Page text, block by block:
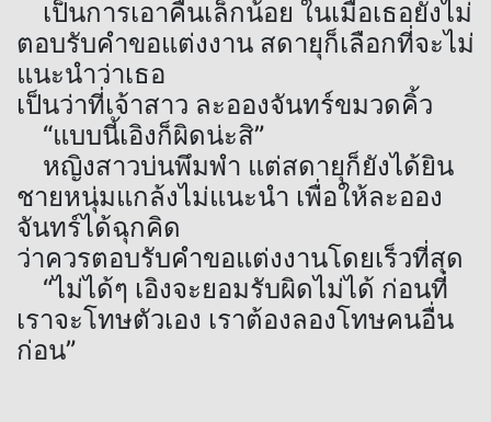
เป็นการเอาคืนเล็กน้อย ในเมื่อเธอยังไม่
ตอบรับคำขอแต่งงาน สดายุก็เลือกที่จะไม่
แนะนำว่าเธอ
เป็นว่าที่เจ้าสาว ละอองจันทร์ขมวดคิ้ว
“แบบนี้เอิงก็ผิดน่ะสิ”
หญิงสาวบ่นพึมพำ แต่สดายุก็ยังได้ยิน
ชายหนุ่มแกล้งไม่แนะนำ เพื่อให้ละออง
จันทร์ได้ฉุกคิด
ว่าควรตอบรับคำขอแต่งงานโดยเร็วที่สุด
“ไม่ได้ๆ เอิงจะยอมรับผิดไม่ได้ ก่อนที่
เราจะโทษตัวเอง เราต้องลองโทษคนอื่น
ก่อน”